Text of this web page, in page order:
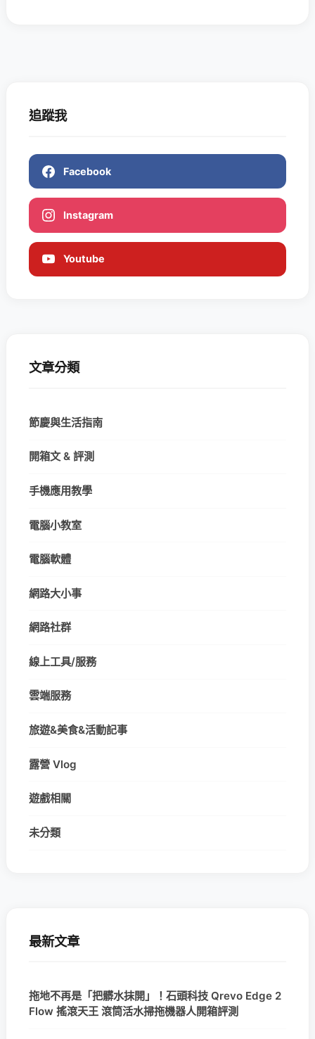
追蹤我
Facebook
Instagram
Youtube
文章分類
節慶與生活指南
開箱文 & 評測
手機應用教學
電腦小教室
電腦軟體
網路大小事
網路社群
線上工具/服務
雲端服務
旅遊&美食&活動記事
露營 Vlog
遊戲相關
未分類
最新文章
拖地不再是「把髒水抹開」！石頭科技 Qrevo Edge 2
Flow 搖滾天王 滾筒活水掃拖機器人開箱評測